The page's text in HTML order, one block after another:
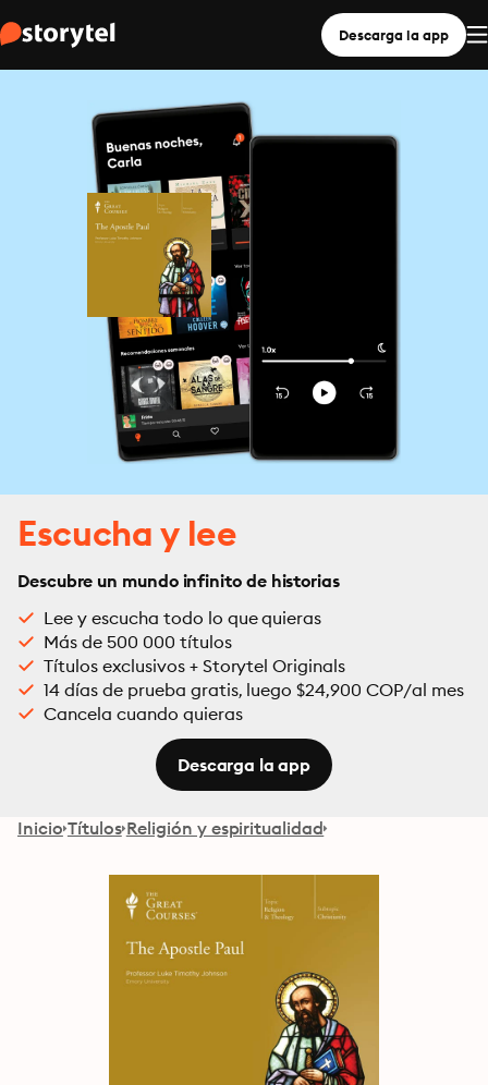
Descarga la app
Escucha y lee
Descubre un mundo infinito de historias
Lee y escucha todo lo que quieras
Más de 500 000 títulos
Títulos exclusivos + Storytel Originals
14 días de prueba gratis, luego $24,900 COP/al mes
Cancela cuando quieras
Descarga la app
Inicio Títulos Religión y espiritualidad